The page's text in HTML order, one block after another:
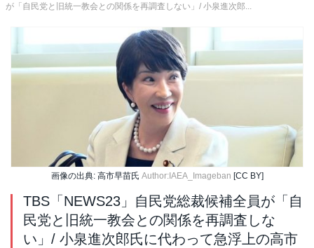
が「自民党と旧統一教会との関係を再調査しない」/ 小泉進次郎...
画像の出典: 高市早苗氏 Author:IAEA_Imageban [CC BY]
TBS「NEWS23」自民党総裁候補全員が「自
民党と旧統一教会との関係を再調査しな
い」/ 小泉進次郎氏に代わって急浮上の高市